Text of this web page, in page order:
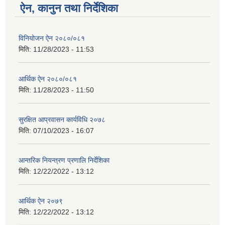
ऐन, कानुन तथा निर्देशिका
विनियोजन ऐन २०८०/०८१
मिति: 11/28/2023 - 11:53
आर्थिक ऐन २०८०/०८१
मिति: 11/28/2023 - 11:50
सुरक्षित आप्रवासन कार्यविधि २०७८
मिति: 07/10/2023 - 16:07
आन्तरिक नियन्त्रण प्रणालि निर्देशिका
मिति: 12/22/2022 - 13:12
आर्थिक ऐन २०७९
मिति: 12/22/2022 - 13:12